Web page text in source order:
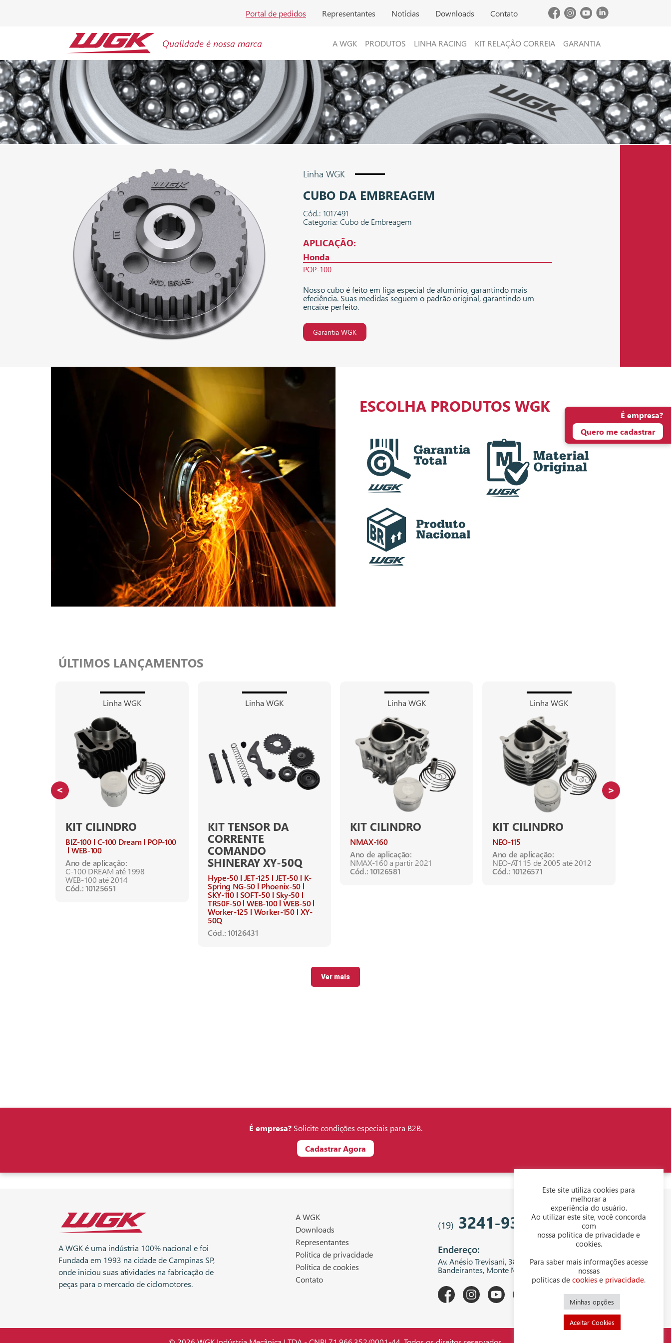
Portal de pedidos Representantes Notícias Downloads Contato
Qualidade é nossa marca A WGK PRODUTOS LINHA RACING KIT RELAÇÃO CORREIA GARANTIA
Linha WGK
CUBO DA EMBREAGEM
Cód.: 1017491
Categoria: Cubo de Embreagem
APLICAÇÃO:
Honda
POP-100
Nosso cubo é feito em liga especial de alumínio, garantindo mais
efeciência. Suas medidas seguem o padrão original, garantindo um
encaixe perfeito.
Garantia WGK
ESCOLHA PRODUTOS WGK
ÚLTIMOS LANÇAMENTOS
Linha WGK
KIT CILINDRO
BIZ-100 C-100 Dream
POP-100
WEB-100
Ano de aplicação:
C-100 DREAM até 1998
WEB-100 até 2014
Cód.: 10125651
Linha WGK
KIT TENSOR DA
CORRENTE
COMANDO
SHINERAY XY-50Q
Hype-50 JET-125 JET-50
K-
Spring NG-50
Phoenix-50
SKY-110 SOFT-50 Sky-50
TR50F-50 WEB-100 WEB-50
Worker-125
Worker-150 XY-
50Q
Cód.: 10126431
Linha WGK
KIT CILINDRO
NMAX-160
Ano de aplicação:
NMAX-160 a partir 2021
Cód.: 10126581
Linha WGK
KIT CILINDRO
NEO-115
Ano de aplicação:
NEO-AT115 de 2005 até 2012
Cód.: 10126571
Ver mais
É empresa?
Quero me cadastrar
É empresa?Solicite condições especiais para B2B.
Cadastrar Agora
A WGK é uma indústria 100% nacional e foi
Fundada em 1993 na cidade de Campinas SP,
onde iniciou suas atividades na fabricação de
peças para o mercado de ciclomotores.
A WGK
Downloads
Representantes
Política de privacidade
Política de cookies
Contato
(19) 3241-9343
Endereço:
Av. Anésio Trevisani, 380 - Centro Empresarial
Bandeirantes, Monte Mor - SP, 13199-300
Este site utiliza cookies para
melhorar a
experiência do usuário.
Ao utilizar este site, você concorda
com
nossa política de privacidade e
cookies.
Para saber mais informações acesse
nossas
políticas de cookies e privacidade.
Minhas opções
Aceitar Cookies